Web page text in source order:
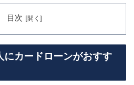
目次
にカードローンがおすす